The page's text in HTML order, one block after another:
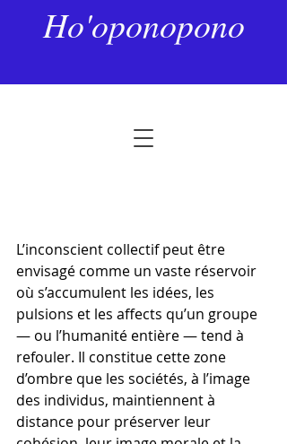
Ho'oponopono
La vie souterraine des sociétés
Noté NaN étoiles sur 5.
L’inconscient collectif peut être
envisagé comme un vaste réservoir
où s’accumulent les idées, les
pulsions et les affects qu’un groupe
— ou l’humanité entière — tend à
refouler. Il constitue cette zone
d’ombre que les sociétés, à l’image
des individus, maintiennent à
distance pour préserver leur